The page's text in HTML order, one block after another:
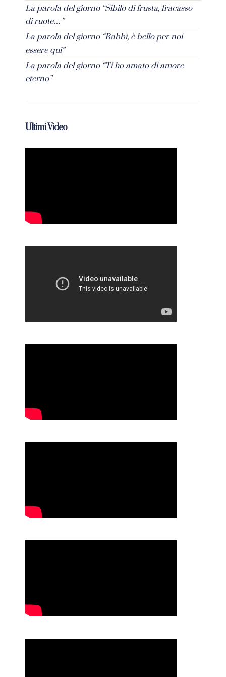
La parola del giorno “Sibilo di frusta, fracasso
di ruote…”
La parola del giorno “Rabbì, è bello per noi
essere qui”
La parola del giorno “Ti ho amato di amore
eterno”
Ultimi Video